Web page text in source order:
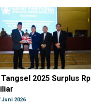
2025 Surplus Rp
Juni 2026